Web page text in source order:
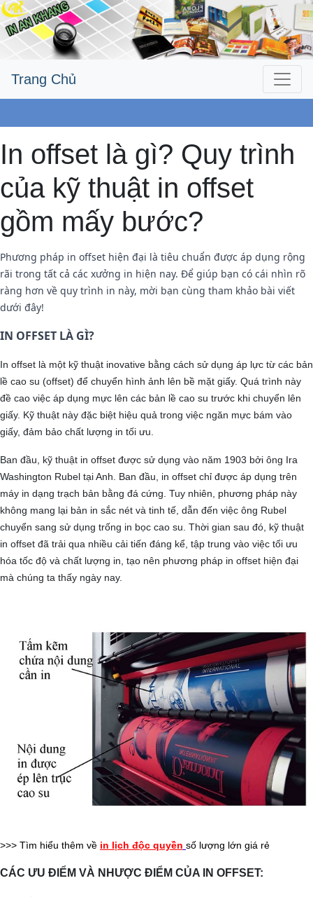
Trang Chủ
Công Ty An Khang
In offset là gì? Quy trình
của kỹ thuật in offset
gồm mấy bước?
Phương pháp in offset hiện đại là tiêu chuẩn được áp dụng rộng
rãi trong tất cả các xưởng in hiện nay. Để giúp bạn có cái nhìn rõ
ràng hơn về quy trình in này, mời bạn cùng tham khảo bài viết
dưới đây!
IN OFFSET LÀ GÌ?
In offset là một kỹ thuật inovative bằng cách sử dụng áp lực từ các bản
lề cao su (offset) để chuyển hình ảnh lên bề mặt giấy. Quá trình này
đề cao việc áp dụng mực lên các bản lề cao su trước khi chuyển lên
giấy. Kỹ thuật này đặc biệt hiệu quả trong việc ngăn mực bám vào
giấy, đảm bảo chất lượng in tối ưu.
Ban đầu, kỹ thuật in offset được sử dụng vào năm 1903 bởi ông Ira
Washington Rubel tại Anh. Ban đầu, in offset chỉ được áp dụng trên
máy in dạng trạch bản bằng đá cứng. Tuy nhiên, phương pháp này
không mang lại bản in sắc nét và tinh tế, dẫn đến việc ông Rubel
chuyển sang sử dụng trống in bọc cao su. Thời gian sau đó, kỹ thuật
in offset đã trải qua nhiều cải tiến đáng kể, tập trung vào việc tối ưu
hóa tốc độ và chất lượng in, tạo nên phương pháp in offset hiện đại
mà chúng ta thấy ngày nay.
>>> Tìm hiểu thêm về in lịch độc quyền số lượng lớn giá rẻ
CÁC ƯU ĐIỂM VÀ NHƯỢC ĐIỂM CỦA IN OFFSET: